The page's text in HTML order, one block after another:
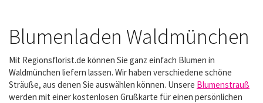
Blumenladen Waldmünchen
Mit Regionsflorist.de können Sie ganz einfach Blumen in
Waldmünchen liefern lassen. Wir haben verschiedene schöne
Sträuße, aus denen Sie auswählen können. Unsere Blumenstrauß
werden mit einer kostenlosen Grußkarte für einen persönlichen